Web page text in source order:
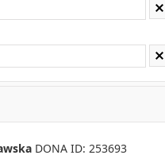
DONA ID: 253693